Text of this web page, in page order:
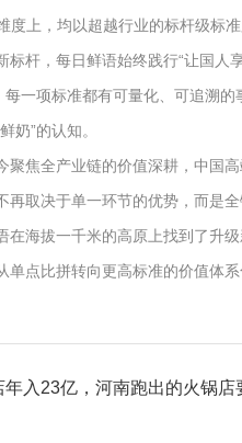
度上，均以超越行业的标杆级标
标杆，每日鲜语始终践行“让国
每一项标准都有可量化、可追溯
奶”的认知。
聚焦全产业链的价值深耕，中国
再取决于单一环节的优势，而是
在海拔一千米的高原上找到了升
单点比拼转向更高标准的价值体
年入23亿，河南跑出的火锅店